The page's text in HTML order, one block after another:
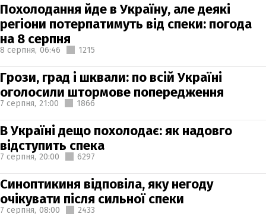
Похолодання йде в Україну, але деякі
регіони потерпатимуть від спеки: погода
на 8 серпня
8 серпня, 06:46 1215
Грози, град і шквали: по всій Україні
оголосили штормове попередження
7 серпня, 21:00 1866
В Україні дещо похолодає: як надовго
відступить спека
7 серпня, 20:00 6297
Синоптикиня відповіла, яку негоду
очікувати після сильної спеки
7 серпня, 08:00 2433